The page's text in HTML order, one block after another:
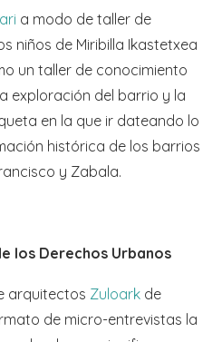
a modo de taller de
niños de Miribilla Ikastetxea
un taller de conocimiento
exploración del barrio y la
en la que ir dateando lo
histórica de los barrios
y Zabala.
los Derechos Urbanos
arquitectos Zuloark de
de micro-entrevistas la